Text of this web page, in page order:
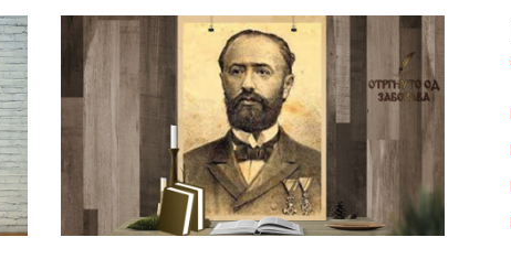
АКТУЕЛНОСТИ
ЦЕНОВНИК
ПИСМО